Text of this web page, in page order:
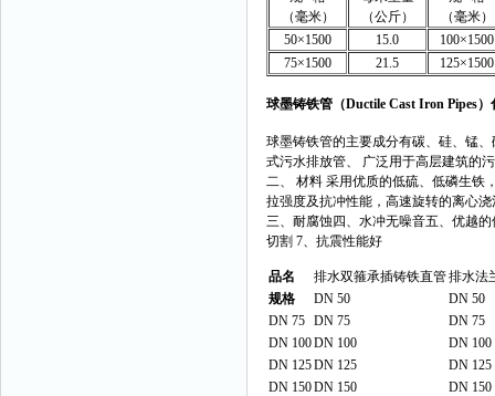
（毫米）
（公斤）
（毫米）
50×1500
15.0
100×1500
75×1500
21.5 125×1500
球墨铸铁管（Ductile Cast Iron
球墨铸铁管的主要成分有碳、硅、锰
式污水排放管、 广泛用于高层建筑的
二、 材料 采用优质的低硫、低磷生铁
拉强度及抗冲性能，高速旋转的离心
三、耐腐蚀四、水冲无噪音五、优越
切割 7、抗震性能好
品名 排水双箍承插铸铁直管排水法
规格
DN 50
DN 50
DN 75 DN 75
DN 75
DN 100DN 100
DN 100
DN 125DN 125
DN 125
DN 150DN 150
DN 150